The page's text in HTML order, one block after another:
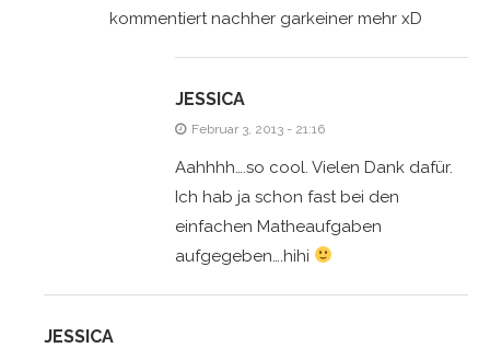
kommentiert nachher garkeiner mehr xD
JESSICA
Februar 3, 2013 - 21:16
Aahhhh….so cool. Vielen Dank dafür.
Ich hab ja schon fast bei den
einfachen Matheaufgaben
aufgegeben….hihi
JESSICA